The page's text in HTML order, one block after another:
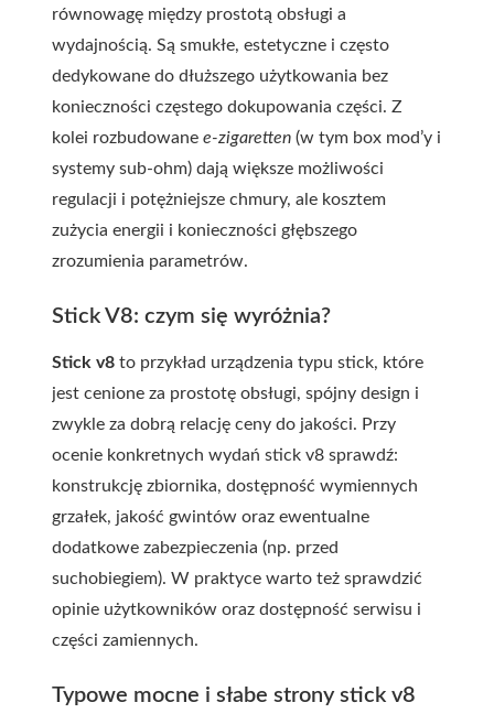
równowagę między prostotą obsługi a
wydajnością. Są smukłe, estetyczne i często
dedykowane do dłuższego użytkowania bez
konieczności częstego dokupowania części. Z
kolei rozbudowane e-zigaretten (w tym box mod’y i
systemy sub-ohm) dają większe możliwości
regulacji i potężniejsze chmury, ale kosztem
zużycia energii i konieczności głębszego
zrozumienia parametrów.
Stick V8: czym się wyróżnia?
Stick v8 to przykład urządzenia typu stick, które
jest cenione za prostotę obsługi, spójny design i
zwykle za dobrą relację ceny do jakości. Przy
ocenie konkretnych wydań stick v8 sprawdź:
konstrukcję zbiornika, dostępność wymiennych
grzałek, jakość gwintów oraz ewentualne
dodatkowe zabezpieczenia (np. przed
suchobiegiem). W praktyce warto też sprawdzić
opinie użytkowników oraz dostępność serwisu i
części zamiennych.
Typowe mocne i słabe strony stick v8